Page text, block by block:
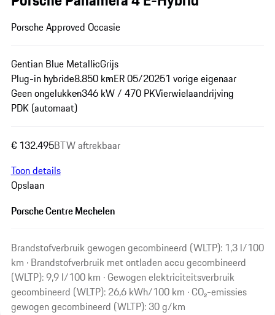
Porsche Approved Occasie
Gentian Blue MetallicGrijs
Plug-in hybride8.850 kmER 05/20251 vorige eigenaar
Geen ongelukken346 kW / 470 PKVierwielaandrijving
PDK (automaat)
€ 132.495BTW aftrekbaar
Toon details
Opslaan
Porsche Centre Mechelen
Brandstofverbruik gewogen gecombineerd (WLTP): 1,3 l/100
km · Brandstofverbruik met ontladen accu gecombineerd
(WLTP): 9,9 l/100 km · Gewogen elektriciteitsverbruik
gecombineerd (WLTP): 26,6 kWh/100 km · CO₂-emissies
gewogen gecombineerd (WLTP): 30 g/km